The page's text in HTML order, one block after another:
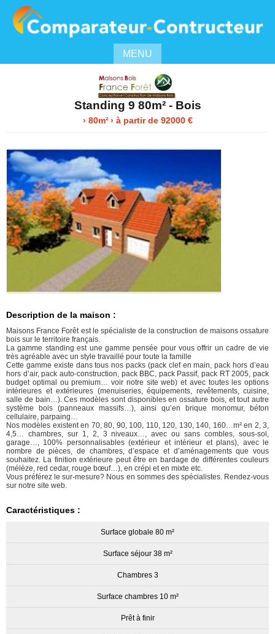
MENU
Standing 9 80m² - Bois
› 80m² › à partir de 92000€
Description de la maison :
Maisons France Forêt est le spécialiste de la construction de maisons ossature
bois sur le territoire français.
La gamme standing est une gamme pensée pour vous offrir un cadre de vie
très agréable avec un style travaillé pour toute la famille
Cette gamme existe dans tous nos packs (pack clef en main, pack hors d’eau
hors d’air, pack auto-construction, pack BBC, pack Passif, pack RT 2005, pack
budget optimal ou premium… voir notre site web) et avec toutes les options
intérieures et extérieures (menuiseries, équipements, revêtements, cuisine,
salle de bain…). Ces modèles sont disponibles en ossature bois, et tout autre
système bois (panneaux massifs…), ainsi qu’en brique monomur, béton
cellulaire, parpaing…
Nos modèles existent en 70, 80, 90, 100, 110, 120, 130, 140, 160…m² en 2, 3,
4,5… chambres, sur 1, 2, 3 niveaux…, avec ou sans combles, sous-sol,
garage…, 100% personnalisables (extérieur et intérieur et plans), avec le
nombre de pièces, de chambres, d’espace et d’aménagements que vous
souhaitez. La finition extérieure peut être en bardage de différentes couleurs
(mélèze, red cedar, rouge bœuf…), en crépi et en mixte etc.
Vous préférez le sur-mesure? Nous en sommes des spécialistes. Rendez-vous
sur notre site web.
Caractéristiques :
Surface globale 80 m²
Surface séjour 38 m²
Chambres 3
Surface chambres 10 m²
Prêt à finir